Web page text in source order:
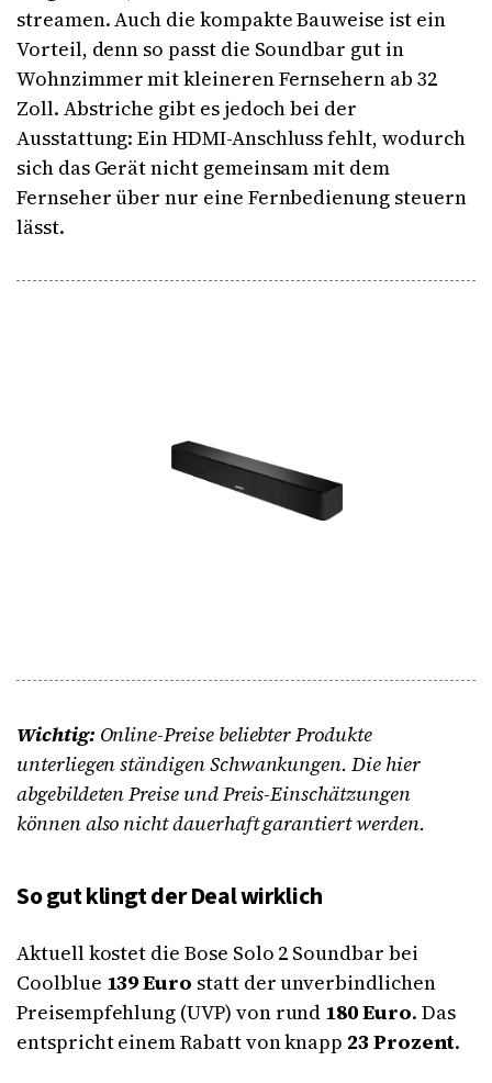
streamen. Auch die kompakte Bauweise ist ein
Vorteil, denn so passt die Soundbar gut in
Wohnzimmer mit kleineren Fernsehern ab 32
Zoll. Abstriche gibt es jedoch bei der
Ausstattung: Ein HDMI-Anschluss fehlt, wodurch
sich das Gerät nicht gemeinsam mit dem
Fernseher über nur eine Fernbedienung steuern
lässt.
Wichtig: Online-Preise beliebter Produkte
unterliegen ständigen Schwankungen. Die hier
abgebildeten Preise und Preis-Einschätzungen
können also nicht dauerhaft garantiert werden.
So gut klingt der Deal wirklich
Aktuell kostet die Bose Solo 2 Soundbar bei
Coolblue 139 Euro statt der unverbindlichen
Preisempfehlung (UVP) von rund 180 Euro. Das
entspricht einem Rabatt von knapp 23 Prozent.